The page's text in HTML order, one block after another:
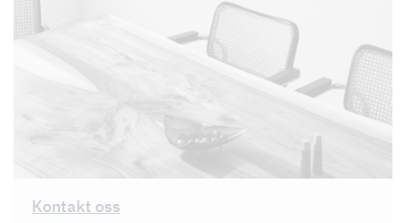
Kontakt oss